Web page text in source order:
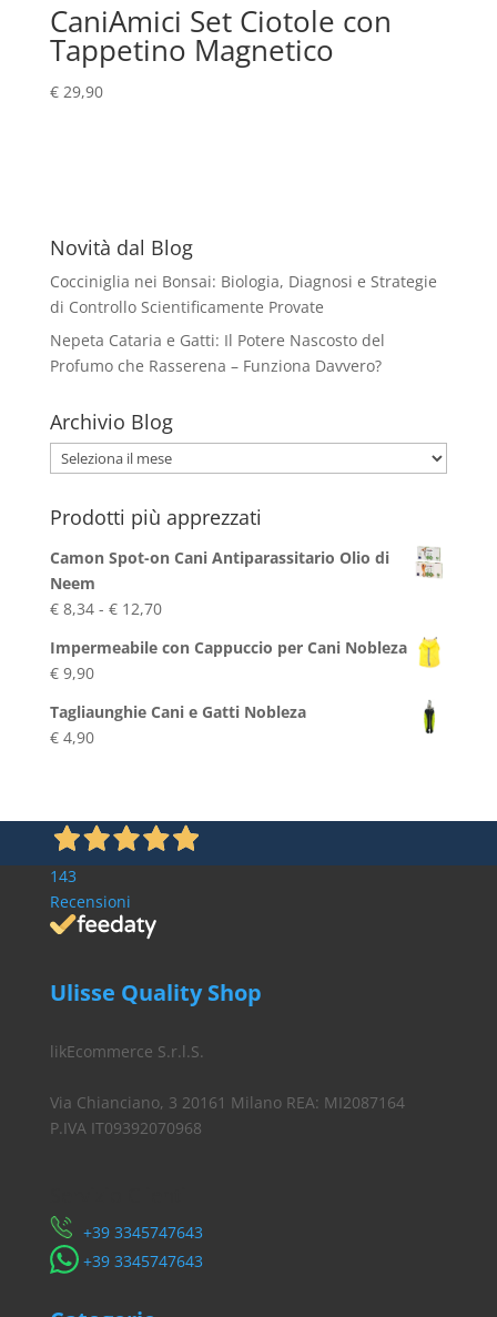
CaniAmici Set Ciotole con
Tappetino Magnetico
€29,90
Novità dal Blog
Cocciniglia nei Bonsai: Biologia, Diagnosi e Strategie
di Controllo Scientificamente Provate
Nepeta Cataria e Gatti: Il Potere Nascosto del
Profumo che Rasserena – Funziona Davvero?
Archivio Blog
Archivio
Blog
Prodotti più apprezzati
Camon Spot-on Cani Antiparassitario Olio di
Neem
€8,34 - €12,70Fascia
prezzo:
€ 8,34
Impermeabile con Cappuccio per Cani Nobleza
€9,90
Tagliaunghie Cani e Gatti Nobleza
€4,90
143
Recensioni
Ulisse Quality Shop
likEcommerce S.r.l.S.
Via Chianciano, 3 20161 Milano REA: MI2087164
P.IVA IT09392070968
​+39 3345747643
​+39 3345747643